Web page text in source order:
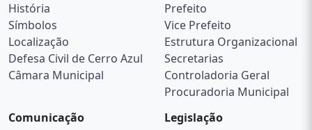
História
Símbolos
Localização
Defesa Civil de Cerro Azul
Câmara Municipal
Prefeito
Vice Prefeito
Estrutura Organizacional
Secretarias
Controladoria Geral
Procuradoria Municipal
Comunicação
Legislação